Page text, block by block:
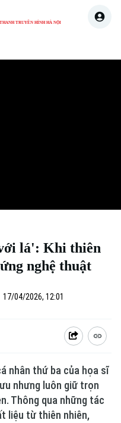
TRUYỀN HÌNH HÀ NỘI
lá': Khi thiên
nghệ thuật
17/04/2026, 12:01
nhân thứ ba của họa sĩ
nhưng luôn giữ trọn
Thông qua những tác
liệu từ thiên nhiên,